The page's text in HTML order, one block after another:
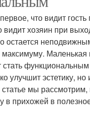
что видит
видит хозяин при
остается
максимуму.
улучшит эстетику,
мы рассмотрим,
прихожей в